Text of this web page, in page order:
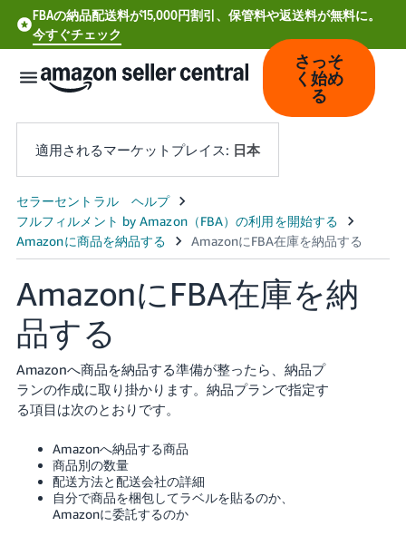
FBAの納品配送料が15,000円割引、保管料や返送料が無料に。
今すぐチェック
中
文
-
CN
Deutsch
- DE
Español
- ES
Français
- FR
Italiano
- IT
さっそ
く始め
る
適用されるマーケットプレイス: 日本
AmazonにFBA在庫を納
品する
Amazonへ商品を納品する準備が整ったら、納品プ
ランの作成に取り掛かります。納品プランで指定す
る項目は次のとおりです。
Amazonへ納品する商品
商品別の数量
配送方法と配送会社の詳細
自分で商品を梱包してラベルを貼るのか、
Amazonに委託するのか